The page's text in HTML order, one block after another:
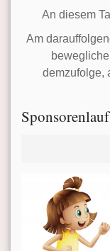
An diesem
Am
demzufolge,